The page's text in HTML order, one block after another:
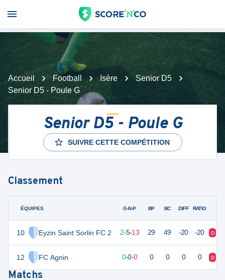
Accueil Football Isère
Senior D5
Senior D5 - Poule G
Senior D5 - Poule G
SUIVRE CETTE COMPÉTITION
Classement
ÉQUIPES
10 Eyzin Saint Sorlin FC 2
12 FC Agnin
G-N-P BP BC DIFF RATIO
11 20 2-5-13 29 49 -20 -20 D
0-0-0 0 0 0 0 D
Matchs